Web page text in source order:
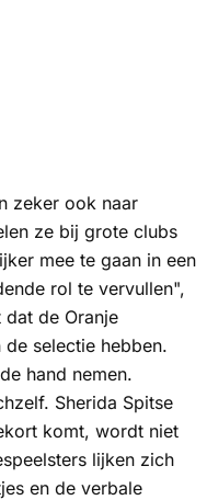
zeker ook naar
ze bij grote clubs
mee te gaan in een
rol te vervullen",
dat de Oranje
selectie hebben.
hand nemen.
Sherida Spitse
komt, wordt niet
lijken zich
en de verbale